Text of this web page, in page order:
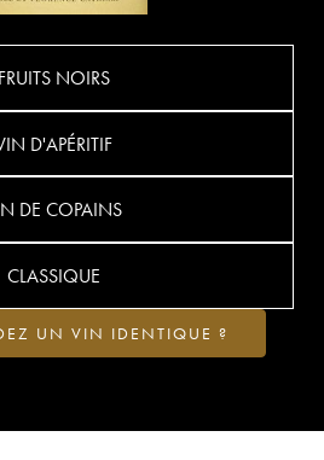
FRUITS NOIRS
D'APÉRITIF
DE COPAINS
CLASSIQUE
UN VIN IDENTIQUE ?